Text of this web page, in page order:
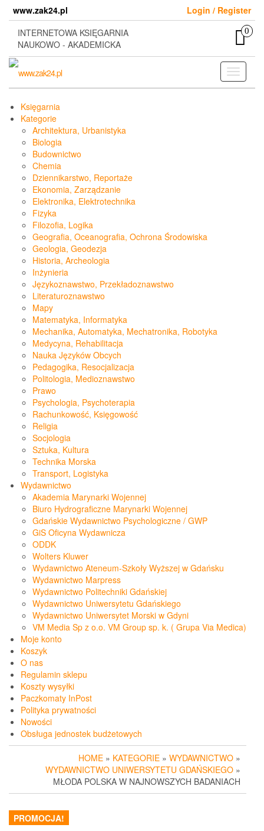
content
www.zak24.pl
Login / Register
INTERNETOWA KSIĘGARNIA
NAUKOWO - AKADEMICKA
0
Toggle
Księgarnia
Kategorie
Architektura, Urbanistyka
Biologia
Budownictwo
Chemia
Dziennikarstwo, Reportaże
Ekonomia, Zarządzanie
Elektronika, Elektrotechnika
Fizyka
Filozofia, Logika
Geografia, Oceanografia, Ochrona Środowiska
Geologia, Geodezja
Historia, Archeologia
Inżynieria
Językoznawstwo, Przekładoznawstwo
Literaturoznawstwo
Mapy
Matematyka, Informatyka
Mechanika, Automatyka, Mechatronika, Robotyka
Medycyna, Rehabilitacja
Nauka Języków Obcych
Pedagogika, Resocjalizacja
Politologia, Medioznawstwo
Prawo
Psychologia, Psychoterapia
Rachunkowość, Księgowość
Religia
Socjologia
Sztuka, Kultura
Technika Morska
Transport, Logistyka
Wydawnictwo
Akademia Marynarki Wojennej
Biuro Hydrograficzne Marynarki Wojennej
Gdańskie Wydawnictwo Psychologiczne / GWP
GiS Oficyna Wydawnicza
ODDK
Wolters Kluwer
Wydawnictwo Ateneum-Szkoły Wyższej w Gdańsku
Wydawnictwo Marpress
Wydawnictwo Politechniki Gdańskiej
Wydawnictwo Uniwersytetu Gdańskiego
Wydawnictwo Uniwersytet Morski w Gdyni
VM Media Sp z o.o. VM Group sp. k. ( Grupa Via Medica)
Moje konto
Koszyk
O nas
Regulamin sklepu
Koszty wysyłki
Paczkomaty InPost
Polityka prywatności
Nowości
Obsługa jednostek budżetowych
HOME » KATEGORIE » WYDAWNICTWO »
WYDAWNICTWO UNIWERSYTETU GDAŃSKIEGO »
MŁODA POLSKA W NAJNOWSZYCH BADANIACH
PROMOCJA!